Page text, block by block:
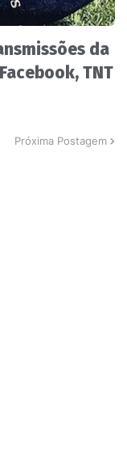
da
TNT
Próxima Postagem